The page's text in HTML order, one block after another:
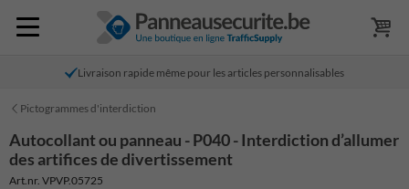
Livraison rapide même pour les articles personnalisables
Pictogrammes d'interdiction
Autocollant ou panneau - P040 - Interdiction d’allumer
des artifices de divertissement
Art.nr. VPVP.05725